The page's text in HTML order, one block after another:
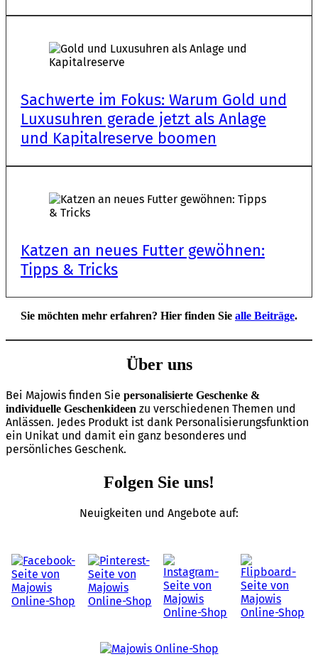
Sach­wer­te im Fokus: Warum Gold und
Luxus­uh­ren gera­de jetzt als Anla­ge
und Kapi­tal­re­ser­ve boomen
Katzen an neues Futter gewöh­nen:
Tipps & Tricks
Sie möchten mehr erfahren? Hier finden Sie alle Beiträge.
Über uns
Bei Majowis finden Sie personalisierte Geschenke &
individuelle Geschenkideen zu verschiedenen Themen und
Anlässen. Jedes Produkt ist dank Personalisierungsfunktion
ein Unikat und damit ein ganz besonderes und
persönliches Geschenk.
Folgen Sie uns!
Neuigkeiten und Angebote auf: